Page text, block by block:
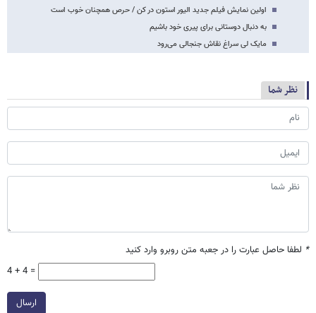
اولین نمایش فیلم جدید الیور استون در کن / حرص همچنان خوب است
به دنبال دوستانی برای پیری خود باشیم
مایک لی سراغ نقاش جنجالی می‌رود
نظر شما
* لطفا حاصل عبارت را در جعبه متن روبرو وارد کنید
4 + 4 =
ارسال